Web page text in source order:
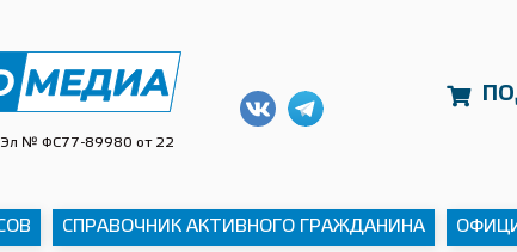
Эл № ФС77-89980 от 22
СПРАВОЧНИК АКТИВНОГО ГРАЖДАНИНА